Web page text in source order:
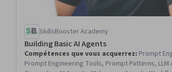
SkillsBooster Academy
Building Basic AI Agents
Compétences que vous acquerrez: Prompt
Prompt Engineering Tools, Prompt Patterns, LLM